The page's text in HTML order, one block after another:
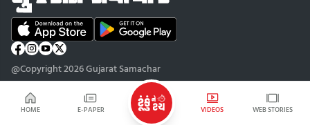
HOME E-PAPER VIDEOS WEB STORIES
@Copyright 2026 Gujarat Samachar